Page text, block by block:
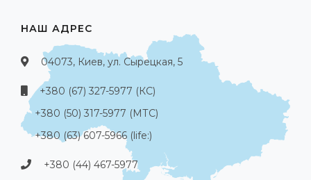
НАШ АДРЕС
04073, Киев, ул. Сырецкая, 5
+380 (67) 327-5977 (КС)
+380 (50) 317-5977 (МТС)
+380 (63) 607-5966 (life:)
+380 (44) 467-5977